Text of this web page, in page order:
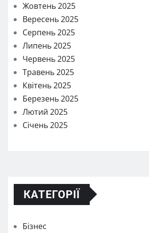
Жовтень 2025
Вересень 2025
Серпень 2025
Липень 2025
Червень 2025
Травень 2025
Квітень 2025
Березень 2025
Лютий 2025
Січень 2025
КАТЕГОРІЇ
Бізнес